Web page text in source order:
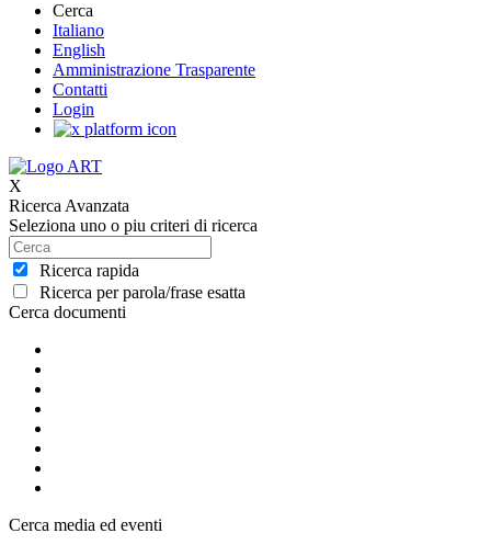
Cerca
Italiano
English
Amministrazione Trasparente
Contatti
Login
X
Ricerca Avanzata
Seleziona uno o piu criteri di ricerca
Ricerca rapida
Ricerca per parola/frase esatta
Cerca documenti
Cerca media ed eventi